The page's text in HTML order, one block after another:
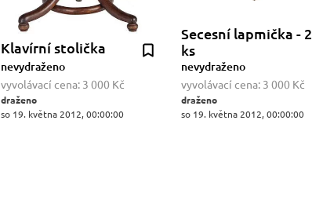
Klavírní stolička
nevydraženo
vyvolávací cena: 3 000 Kč
draženo
so 19. května 2012, 00:00:00
Secesní lapmička - 2
ks
nevydraženo
vyvolávací cena: 3 000 Kč
draženo
so 19. května 2012, 00:00:00